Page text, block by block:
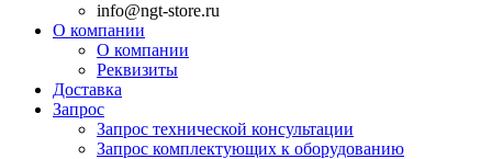
info@ngt-store.ru
О компании
О компании
Реквизиты
Доставка
Запрос
Запрос технической консультации
Запрос комплектующих к оборудованию